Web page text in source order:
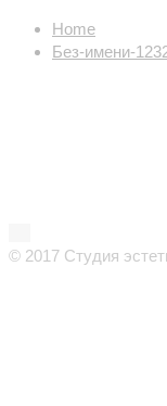
Home
Без-имени-
© 2017 Студия